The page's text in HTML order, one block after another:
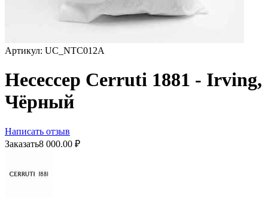
Артикул: UC_NTC012A
Несессер Cerruti 1881 - Irving,
Чёрный
Написать отзыв
Заказать8 000.00 ₽